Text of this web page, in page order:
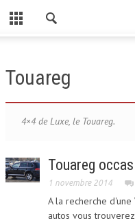
CATÉGORIES
CONTACT
TOUAREG I
Touareg
4×4 de Luxe, le Touareg.
Touareg
1 novembre 2014
A la recherche d'une
autos vous